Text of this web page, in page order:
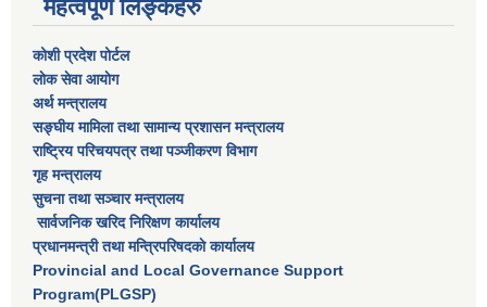
महत्वपूर्ण लिङ्कहरु
कोशी प्रदेश पोर्टल
लाेक सेवा आयाेग
अर्थ मन्त्रालय
सङ्घीय मामिला तथा सामान्य प्रशासन मन्त्रालय
राष्‍ट्रिय परिचयपत्र तथा पञ्‍जीकरण विभाग
गृह मन्त्रालय
सुचना तथा सञ्चार मन्त्रालय
सार्वजनिक खरिद निरिक्षण कार्यालय
प्रधानमन्त्री तथा मन्त्रिपरिषदकाे कार्यालय
Provincial and Local Governance Support
Program(PLGSP)